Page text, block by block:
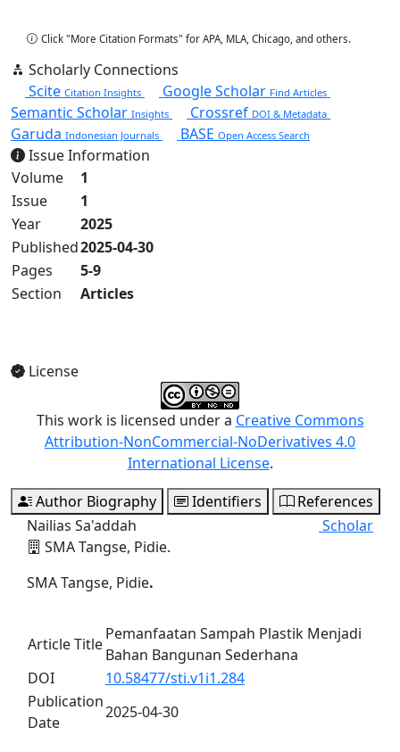
Click "More Citation Formats" for APA, MLA, Chicago, and others.
Scholarly Connections
Scite Citation Insights Google Scholar Find Articles
Semantic Scholar Insights Crossref DOI & Metadata
Garuda Indonesian Journals BASE Open Access Search
Issue Information
Volume
1
Issue
1
Year
2025
Published2025-04-30
Pages
5-9
Section
Articles
License
This work is licensed under a Creative Commons
Attribution-NonCommercial-NoDerivatives 4.0
International License.
Author Biography
Identifiers
References
Nailias Sa'addah
SMA Tangse, Pidie.
Scholar
SMA Tangse, Pidie.
Article Title
Pemanfaatan Sampah Plastik Menjadi
Bahan Bangunan Sederhana
DOI
10.58477/sti.v1i1.284
Publication
Date
2025-04-30